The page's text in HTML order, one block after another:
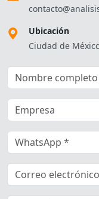
Ubicación
Ciudad de